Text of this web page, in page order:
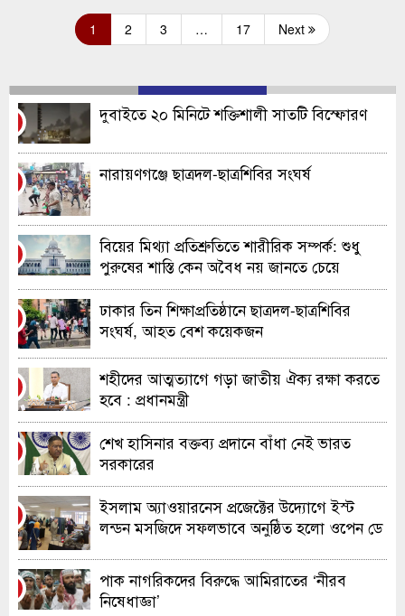
1 2 3 … 17 Next
দুবাইতে ২০ মিনিটে শক্তিশালী সাতটি বিস্ফোরণ
নারায়ণগঞ্জে ছাত্রদল-ছাত্রশিবির সংঘর্ষ
বিয়ের মিথ্যা প্রতিশ্রুতিতে শারীরিক সম্পর্ক: শুধু
পুরুষের শাস্তি কেন অবৈধ নয় জানতে চেয়ে
হাইকোর্টের রুল
ঢাকার তিন শিক্ষাপ্রতিষ্ঠানে ছাত্রদল-ছাত্রশিবির
সংঘর্ষ, আহত বেশ কয়েকজন
শহীদের আত্মত্যাগে গড়া জাতীয় ঐক্য রক্ষা করতে
হবে : প্রধানমন্ত্রী
শেখ হাসিনার বক্তব্য প্রদানে বাঁধা নেই ভারত
সরকারের
ইসলাম অ্যাওয়ারনেস প্রজেক্টের উদ্যোগে ইস্ট
লন্ডন মসজিদে সফলভাবে অনুষ্ঠিত হলো ওপেন ডে
পাক নাগরিকদের বিরুদ্ধে আমিরাতের ‘নীরব
নিষেধাজ্ঞা’